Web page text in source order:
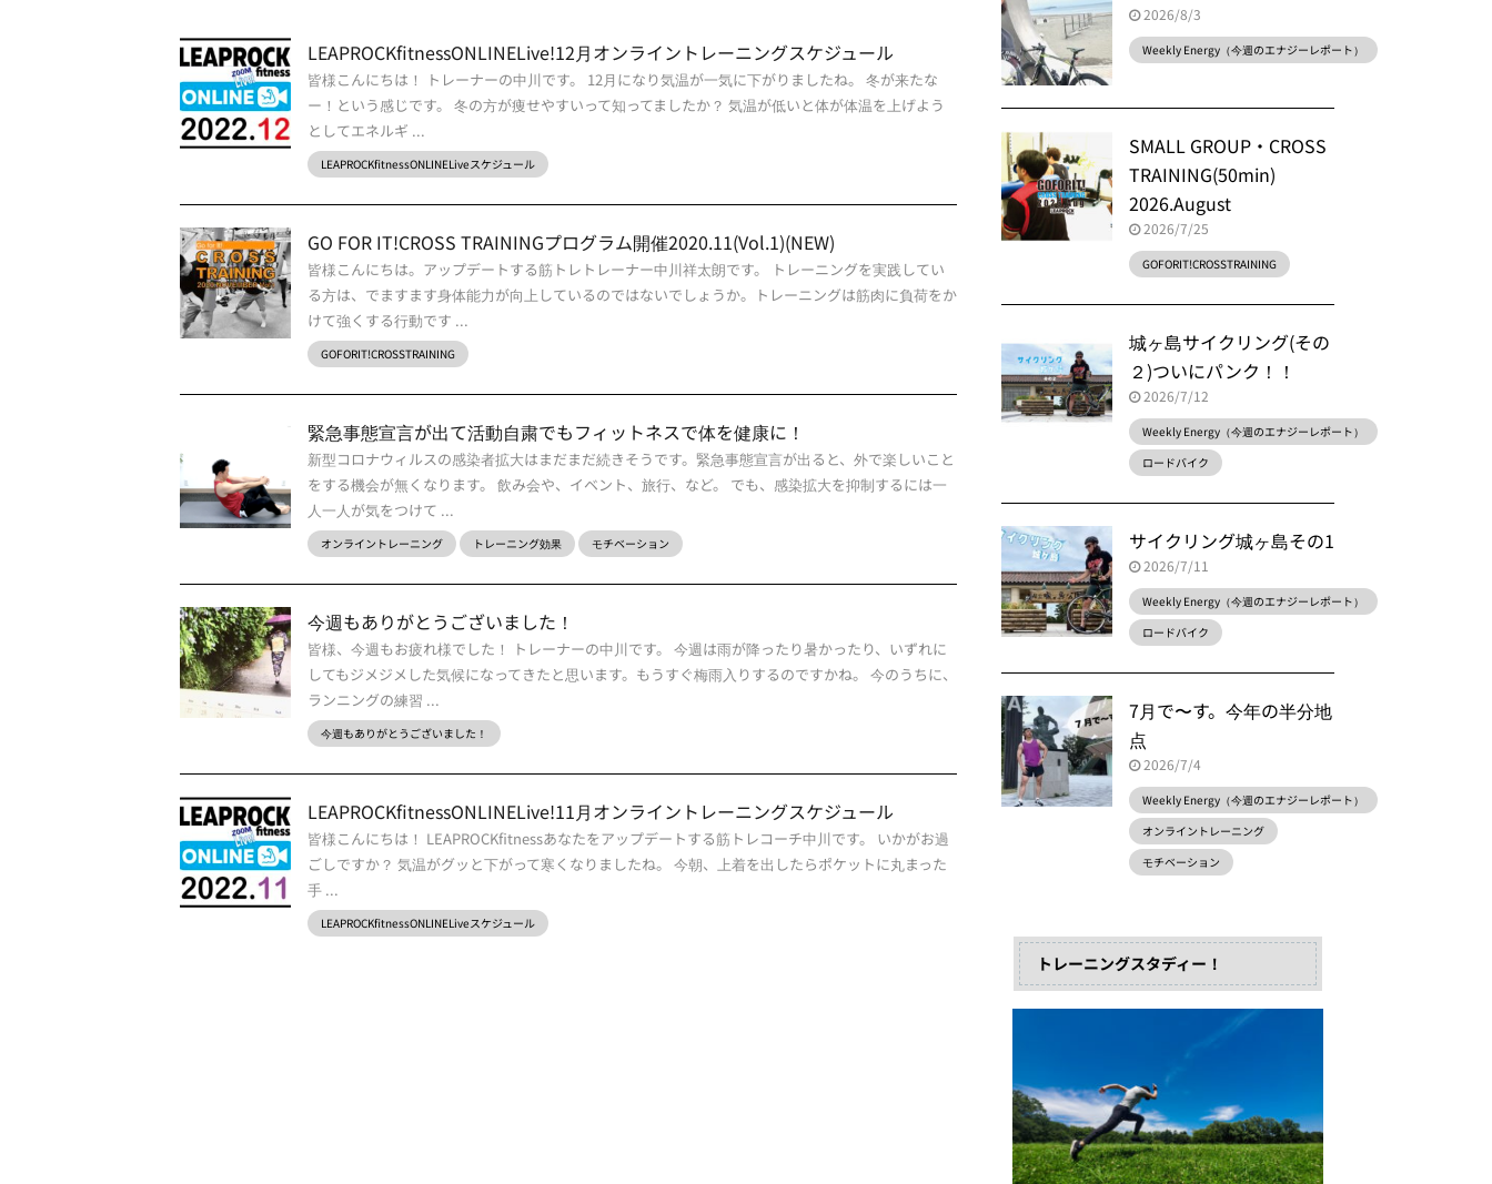
LEAPROCKfitnessONLINELive!12月オンライントレーニングスケジュール
皆様こんにちは！ トレーナーの中川です。 12月になり気温が一気に下がりましたね。 冬が来たな
ー！という感じです。 冬の方が痩せやすいって知ってましたか？ 気温が低いと体が体温を上げよう
としてエネルギ ...
LEAPROCKfitnessONLINELiveスケジュール
GO FOR IT!CROSS TRAININGプログラム開催2020.11(Vol.1)(NEW)
皆様こんにちは。アップデートする筋トレトレーナー中川祥太朗です。 トレーニングを実践してい
る方は、でますます身体能力が向上しているのではないでしょうか。トレーニングは筋肉に負荷をか
けて強くする行動です ...
GOFORIT!CROSSTRAINING
緊急事態宣言が出て活動自粛でもフィットネスで体を健康に！
新型コロナウィルスの感染者拡大はまだまだ続きそうです。緊急事態宣言が出ると、外で楽しいこと
をする機会が無くなります。 飲み会や、イベント、旅行、など。 でも、感染拡大を抑制するには一
人一人が気をつけて ...
オンライントレーニング トレーニング効果 モチベーション
今週もありがとうございました！
皆様、今週もお疲れ様でした！ トレーナーの中川です。 今週は雨が降ったり暑かったり、いずれに
してもジメジメした気候になってきたと思います。もうすぐ梅雨入りするのですかね。 今のうちに、
ランニングの練習 ...
今週もありがとうございました！
LEAPROCKfitnessONLINELive!11月オンライントレーニングスケジュール
皆様こんにちは！ LEAPROCKfitnessあなたをアップデートする筋トレコーチ中川です。 いかがお過
ごしですか？ 気温がグッと下がって寒くなりましたね。 今朝、上着を出したらポケットに丸まった
手 ...
LEAPROCKfitnessONLINELiveスケジュール
2026/8/3
Weekly Energy（今週のエナジーレポート）
SMALL GROUP・CROSS
TRAINING(50min)
2026.August
2026/7/25
GOFORIT!CROSSTRAINING
城ヶ島サイクリング(その
２)ついにパンク！！
2026/7/12
Weekly Energy（今週のエナジーレポート）
ロードバイク
サイクリング城ヶ島その1
2026/7/11
Weekly Energy（今週のエナジーレポート）
ロードバイク
7月で〜す。今年の半分地
点
2026/7/4
Weekly Energy（今週のエナジーレポート）
オンライントレーニング
モチベーション
トレーニングスタディー！